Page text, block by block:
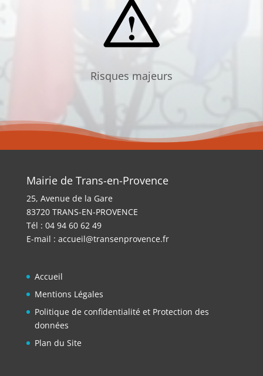
Risques majeurs
Mairie de Trans-en-Provence
25, Avenue de la Gare
83720 TRANS-EN-PROVENCE
Tél : 04 94 60 62 49
E-mail : accueil@transenprovence.fr
Accueil
Mentions Légales
Politique de confidentialité et Protection des
données
Plan du Site